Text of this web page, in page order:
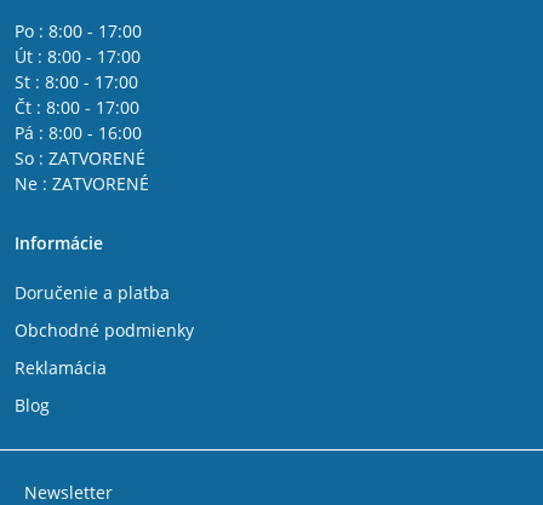
Po : 8:00 - 17:00
Út : 8:00 - 17:00
St : 8:00 - 17:00
Čt : 8:00 - 17:00
Pá : 8:00 - 16:00
So : ZATVORENÉ
Ne : ZATVORENÉ
Informácie
Doručenie a platba
Obchodné podmienky
Reklamácia
Blog
Newsletter